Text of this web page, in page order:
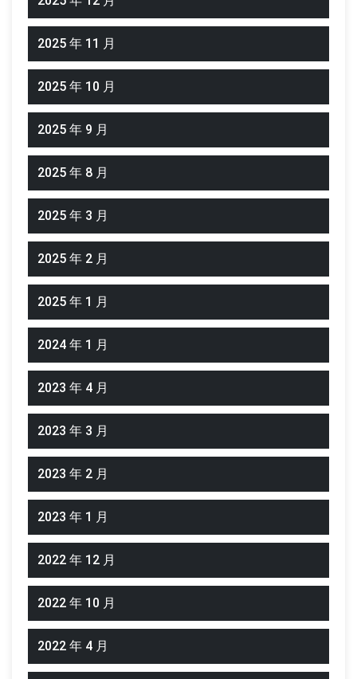
2025 年 11 月
2025 年 10 月
2025 年 9 月
2025 年 8 月
2025 年 3 月
2025 年 2 月
2025 年 1 月
2024 年 1 月
2023 年 4 月
2023 年 3 月
2023 年 2 月
2023 年 1 月
2022 年 12 月
2022 年 10 月
2022 年 4 月